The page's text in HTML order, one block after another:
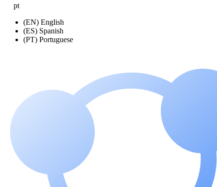
pt
(EN) English
(ES) Spanish
(PT) Portuguese